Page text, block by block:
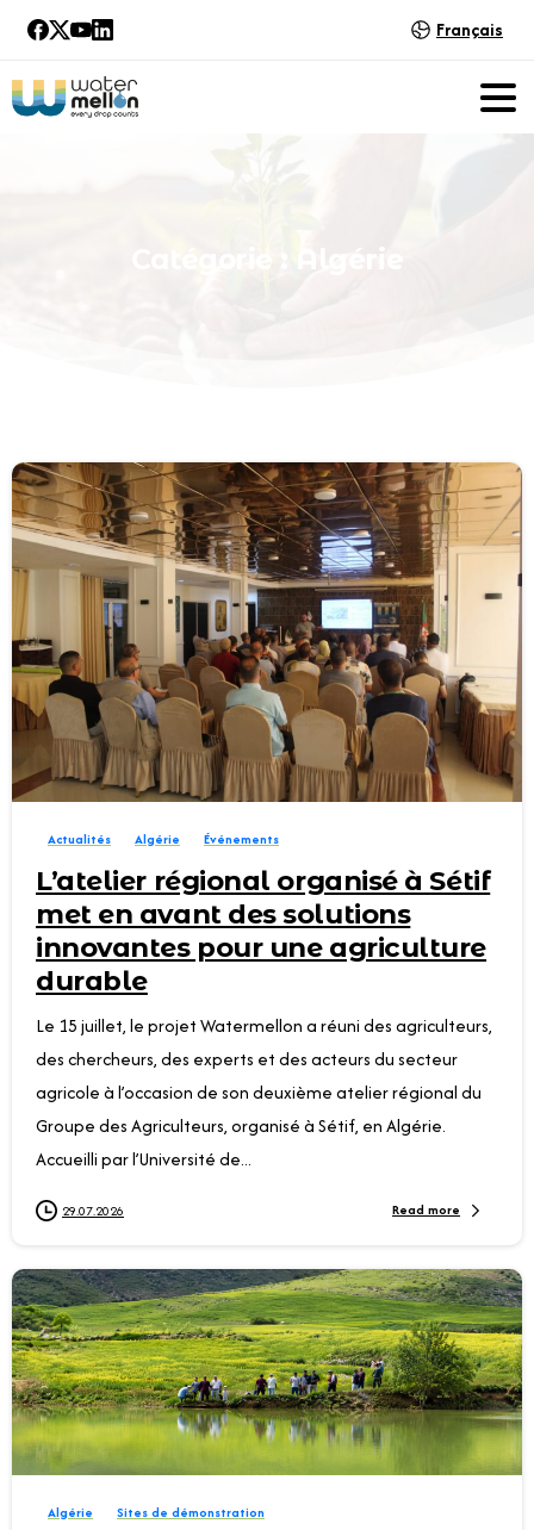
Français
Catégorie : Algérie
Actualités Algérie Événements
L’atelier régional organisé à Sétif
met en avant des solutions
innovantes pour une agriculture
durable
Le 15 juillet, le projet Watermellon a réuni des agriculteurs,
des chercheurs, des experts et des acteurs du secteur
agricole à l’occasion de son deuxième atelier régional du
Groupe des Agriculteurs, organisé à Sétif, en Algérie.
Accueilli par l’Université de...
29.07.2026 Read more
0
Algérie Sites de démonstration